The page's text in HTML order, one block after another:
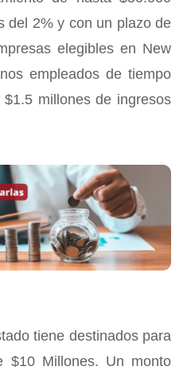
del 2% y con un plazo de
elegibles en New
empleados de tiempo
millones de ingresos
tiene destinados para
$10 Millones. Un monto